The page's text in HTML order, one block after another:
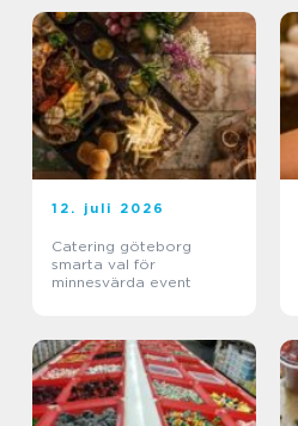
12. juli 2026
Catering göteborg
smarta val för
minnesvärda event